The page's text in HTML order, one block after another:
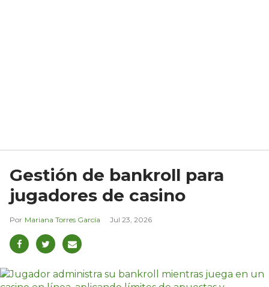
Gestión de bankroll para
jugadores de casino
Mariana Torres García Jul 23, 2026